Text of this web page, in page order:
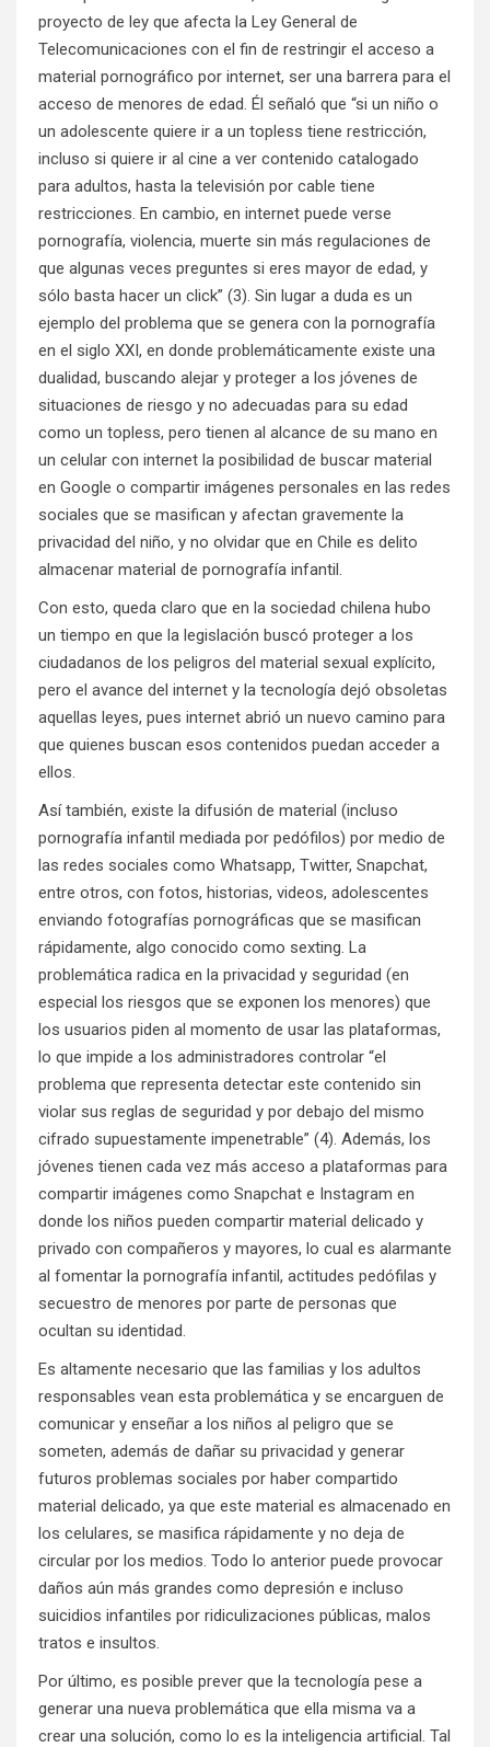
proyecto de ley que afecta la Ley General de
Telecomunicaciones con el fin de restringir el acceso a
material pornográfico por internet, ser una barrera para el
acceso de menores de edad. Él señaló que “si un niño o
un adolescente quiere ir a un topless tiene restricción,
incluso si quiere ir al cine a ver contenido catalogado
para adultos, hasta la televisión por cable tiene
restricciones. En cambio, en internet puede verse
pornografía, violencia, muerte sin más regulaciones de
que algunas veces preguntes si eres mayor de edad, y
sólo basta hacer un click” (3). Sin lugar a duda es un
ejemplo del problema que se genera con la pornografía
en el siglo XXI, en donde problemáticamente existe una
dualidad, buscando alejar y proteger a los jóvenes de
situaciones de riesgo y no adecuadas para su edad
como un topless, pero tienen al alcance de su mano en
un celular con internet la posibilidad de buscar material
en Google o compartir imágenes personales en las redes
sociales que se masifican y afectan gravemente la
privacidad del niño, y no olvidar que en Chile es delito
almacenar material de pornografía infantil.
Con esto, queda claro que en la sociedad chilena hubo
un tiempo en que la legislación buscó proteger a los
ciudadanos de los peligros del material sexual explícito,
pero el avance del internet y la tecnología dejó obsoletas
aquellas leyes, pues internet abrió un nuevo camino para
que quienes buscan esos contenidos puedan acceder a
ellos.
Así también, existe la difusión de material (incluso
pornografía infantil mediada por pedófilos) por medio de
las redes sociales como Whatsapp, Twitter, Snapchat,
entre otros, con fotos, historias, videos, adolescentes
enviando fotografías pornográficas que se masifican
rápidamente, algo conocido como sexting. La
problemática radica en la privacidad y seguridad (en
especial los riesgos que se exponen los menores) que
los usuarios piden al momento de usar las plataformas,
lo que impide a los administradores controlar “el
problema que representa detectar este contenido sin
violar sus reglas de seguridad y por debajo del mismo
cifrado supuestamente impenetrable” (4). Además, los
jóvenes tienen cada vez más acceso a plataformas para
compartir imágenes como Snapchat e Instagram en
donde los niños pueden compartir material delicado y
privado con compañeros y mayores, lo cual es alarmante
al fomentar la pornografía infantil, actitudes pedófilas y
secuestro de menores por parte de personas que
ocultan su identidad.
Es altamente necesario que las familias y los adultos
responsables vean esta problemática y se encarguen de
comunicar y enseñar a los niños al peligro que se
someten, además de dañar su privacidad y generar
futuros problemas sociales por haber compartido
material delicado, ya que este material es almacenado en
los celulares, se masifica rápidamente y no deja de
circular por los medios. Todo lo anterior puede provocar
daños aún más grandes como depresión e incluso
suicidios infantiles por ridiculizaciones públicas, malos
tratos e insultos.
Por último, es posible prever que la tecnología pese a
generar una nueva problemática que ella misma va a
crear una solución, como lo es la inteligencia artificial. Tal